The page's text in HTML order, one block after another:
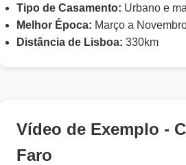
Tipo de Casamento: Urbano e
Melhor Época: Março a
Distância de Lisboa: 330km
Vídeo de Exemplo -
Faro